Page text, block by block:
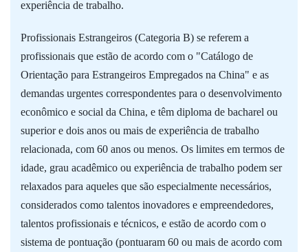
experiência de trabalho.
Profissionais Estrangeiros (Categoria B) se referem a
profissionais que estão de acordo com o "Catálogo de
Orientação para Estrangeiros Empregados na China" e as
demandas urgentes correspondentes para o desenvolvimento
econômico e social da China, e têm diploma de bacharel ou
superior e dois anos ou mais de experiência de trabalho
relacionada, com 60 anos ou menos. Os limites em termos de
idade, grau acadêmico ou experiência de trabalho podem ser
relaxados para aqueles que são especialmente necessários,
considerados como talentos inovadores e empreendedores,
talentos profissionais e técnicos, e estão de acordo com o
sistema de pontuação (pontuaram 60 ou mais de acordo com